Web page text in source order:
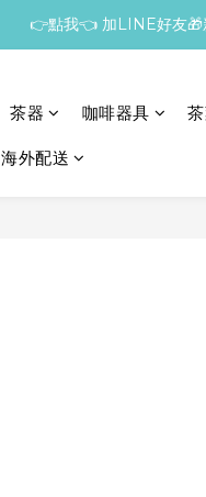
👉點我👈 加LINE好友🎁
茶器 咖啡器具
海外配送